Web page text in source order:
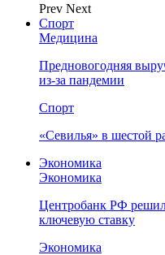
Prev Next
Спорт
Медицина
Предновогодняя
из-за пандемии
Спорт
«Севилья» в шестой
Экономика
Экономика
Центробанк РФ
ключевую ставку
Экономика